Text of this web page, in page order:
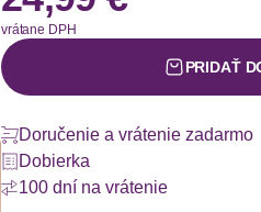
vrátane DPH
PRIDAŤ
Doručenie a vrátenie zadarmo
Dobierka
100 dní na vrátenie